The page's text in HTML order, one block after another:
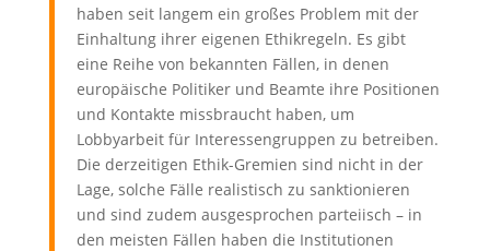
haben seit langem ein großes Problem mit der
Einhaltung ihrer eigenen Ethikregeln. Es gibt
eine Reihe von bekannten Fällen, in denen
europäische Politiker und Beamte ihre Positionen
und Kontakte missbraucht haben, um
Lobbyarbeit für Interessengruppen zu betreiben.
Die derzeitigen Ethik-Gremien sind nicht in der
Lage, solche Fälle realistisch zu sanktionieren
und sind zudem ausgesprochen parteiisch – in
den meisten Fällen haben die Institutionen